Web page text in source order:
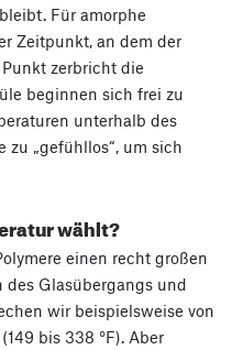
bleibt. Für amorphe
Zeitpunkt, an dem der
zerbricht die
beginnen sich frei zu
unterhalb des
zu „gefühllos“, um sich
wählt?
einen recht großen
Glasübergangs und
wir beispielsweise von
bis 338 °F). Aber